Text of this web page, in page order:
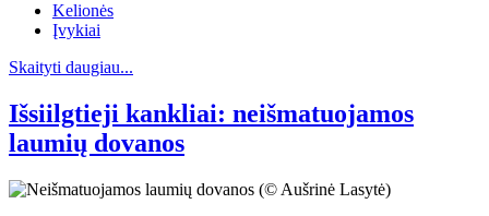
Kelionės
Įvykiai
Skaityti daugiau...
Išsiilgtieji kankliai: neišmatuojamos
laumių dovanos